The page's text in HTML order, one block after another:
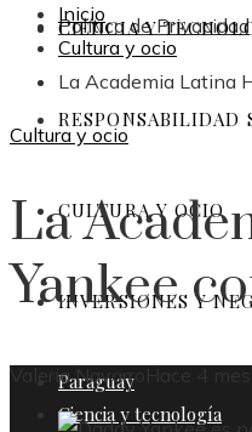
Política de Privacidad
CIENCIA Y
RESPONSABILIDAD
CULTURA Y OCIO
INVERSIONES Y
Paraguay
Ciencia y tecnología
Inicio
Cultura y ocio
La Academia Latina
Cultura y ocio
La
Yankee
Valeria Navarro Hace 4